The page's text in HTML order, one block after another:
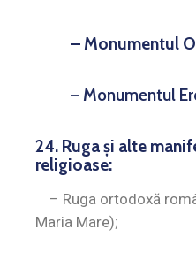
– Monumentul
– Monumentul
24. Ruga şi alte
religioase:
– Ruga ortodoxă
Maria Mare);